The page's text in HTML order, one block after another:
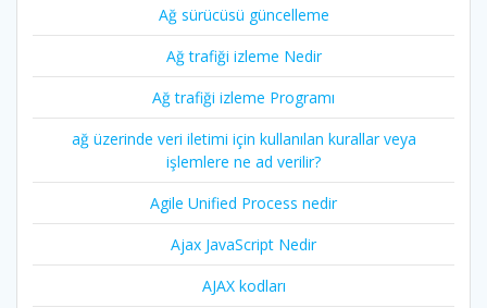
Ağ sürücüsü güncelleme
Ağ trafiği izleme Nedir
Ağ trafiği izleme Programı
ağ üzerinde veri iletimi için kullanılan kurallar veya
işlemlere ne ad verilir?
Agile Unified Process nedir
Ajax JavaScript Nedir
AJAX kodları